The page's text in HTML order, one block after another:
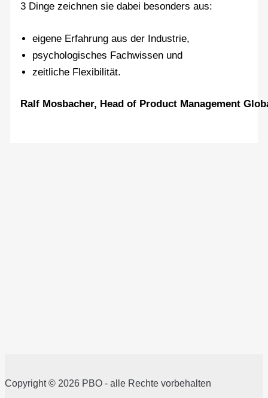
3 Dinge zeichnen sie dabei besonders aus:
eigene Erfahrung aus der Industrie,
psychologisches Fachwissen und
zeitliche Flexibilität.
Ralf Mosbacher, Head of Product Management
Copyright © 2026 PBO - alle Rechte vorbehalten